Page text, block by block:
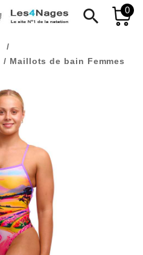
search 0
Maillots de bain Femmes